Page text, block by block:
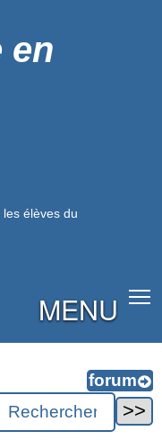
en
élèves du
MENU